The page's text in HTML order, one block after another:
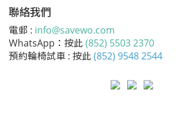
聯絡我們
電郵 : info@savewo.com
WhatsApp：按此 (852) 5503 2370
預約輪椅試車 : 按此 (852) 9548 2544